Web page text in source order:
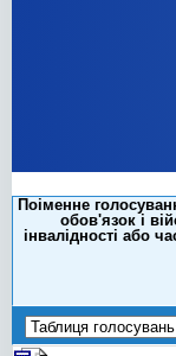
Поіменне
обов'язок і
інвалідності або